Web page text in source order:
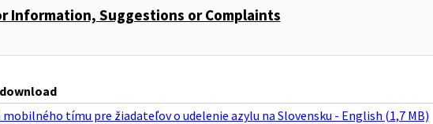
Information, Suggestions or Complaints
tímu pre žiadateľov o udelenie azylu na Slovensku - English (1,7 MB)